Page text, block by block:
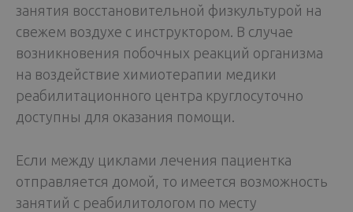
занятия восстановительной физкультурой на
свежем воздухе с инструктором. В случае
возникновения побочных реакций организма
на воздействие химиотерапии медики
реабилитационного центра круглосуточно
доступны для оказания помощи.
Если между циклами лечения пациентка
отправляется домой, то имеется возможность
занятий с реабилитологом по месту